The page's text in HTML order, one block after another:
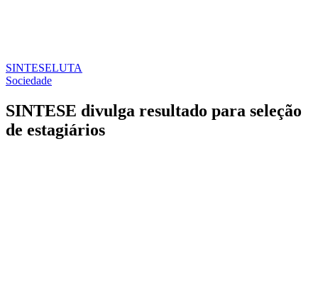
SINTESELUTA
Sociedade
SINTESE divulga resultado para seleção
de estagiários